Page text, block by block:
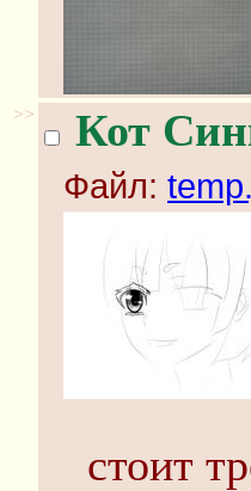
>> Кот
Файл:
стоит